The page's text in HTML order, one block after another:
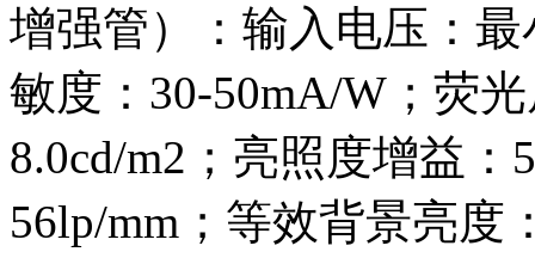
增强管）：输入电压：
敏度：30-50mA/W；荧
8.0cd/m2；亮照度增益：
56lp/mm；等效背景亮度